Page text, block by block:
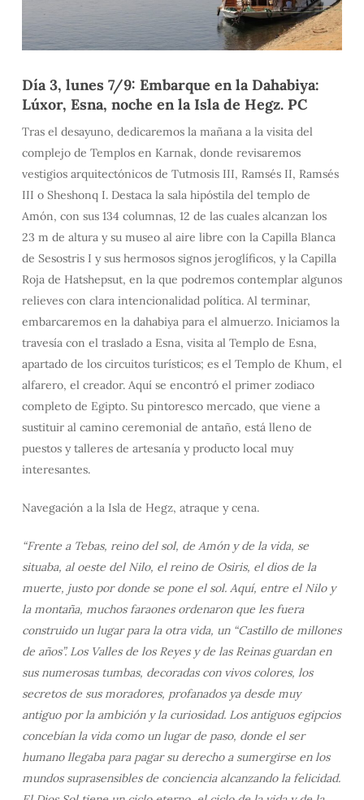
️Día 3, lunes 7/9: Embarque en la Dahabiya:
Lúxor, Esna, noche en la Isla de Hegz. PC
Tras el desayuno, dedicaremos la mañana a la visita del
complejo de Templos en Karnak, donde revisaremos
vestigios arquitectónicos de Tutmosis III, Ramsés II, Ramsés
III o Sheshonq I. Destaca la sala hipóstila del templo de
Amón, con sus 134 columnas, 12 de las cuales alcanzan los
23 m de altura y su museo al aire libre con la Capilla Blanca
de Sesostris I y sus hermosos signos jeroglíficos, y la Capilla
Roja de Hatshepsut, en la que podremos contemplar algunos
relieves con clara intencionalidad política. Al terminar,
embarcaremos en la dahabiya para el almuerzo. Iniciamos la
travesía con el traslado a Esna, visita al Templo de Esna,
apartado de los circuitos turísticos; es el Templo de Khum, el
alfarero, el creador. Aquí se encontró el primer zodiaco
completo de Egipto. Su pintoresco mercado, que viene a
sustituir al camino ceremonial de antaño, está lleno de
puestos y talleres de artesanía y producto local muy
interesantes.
Navegación a la Isla de Hegz, atraque y cena.
“Frente a Tebas, reino del sol, de Amón y de la vida, se
situaba, al oeste del Nilo, el reino de Osiris, el dios de la
muerte, justo por donde se pone el sol. Aquí, entre el Nilo y
la montaña, muchos faraones ordenaron que les fuera
construido un lugar para la otra vida, un “Castillo de millones
de años”. Los Valles de los Reyes y de las Reinas guardan en
sus numerosas tumbas, decoradas con vivos colores, los
secretos de sus moradores, profanados ya desde muy
antiguo por la ambición y la curiosidad. Los antiguos egipcios
concebían la vida como un lugar de paso, donde el ser
humano llegaba para pagar su derecho a sumergirse en los
mundos suprasensibles de conciencia alcanzando la felicidad.